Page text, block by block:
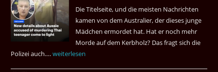
höchste
Kriminalität
aus?
Die Titelseite, und die meisten Nachrichten
kamen von dem Australier, der dieses junge
Mädchen ermordet hat. Hat er noch mehr
Morde auf dem Kerbholz? Das fragt sich die
Polizei auch.…Ab
weiterlesen